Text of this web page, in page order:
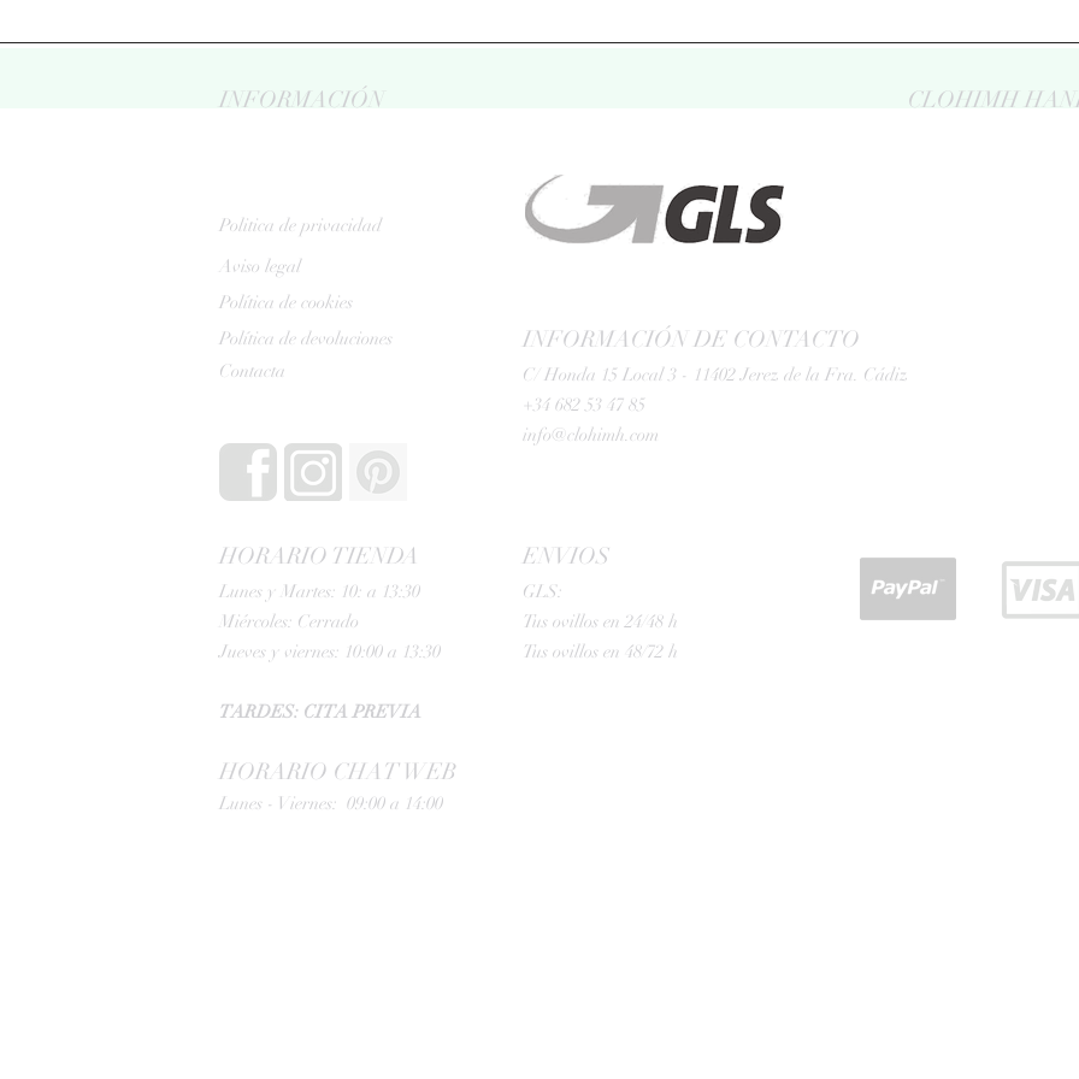
INFORMACIÓN CLOHIMH
Politica de privacidad
Aviso legal
Política de cookies
Política de devoluciones
Contacta
INFORMACIÓN DE CONTACTO
C/ Honda 15 Local 3 - 11402 Jerez de la Fra. Cádiz
+34 682 53 47 85
info@clohimh.com
HORARIO TIENDA
Lunes y Martes: 10: a 13:30
Miércoles: Cerrado
Jueves y viernes: 10:00 a 13:30
TARDES: CITA PREVIA
HORARIO CHAT WEB
Lunes - Viernes: 09:00 a 14:00
ENVIOS
GLS:
Tus ovillos en 24/48 h
Tus ovillos en 48/72 h